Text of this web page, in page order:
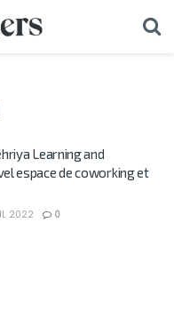
Learning and
espace de coworking et
2022 0